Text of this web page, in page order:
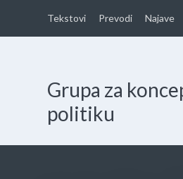
Tekstovi Prevodi Najave
Grupa za
politiku